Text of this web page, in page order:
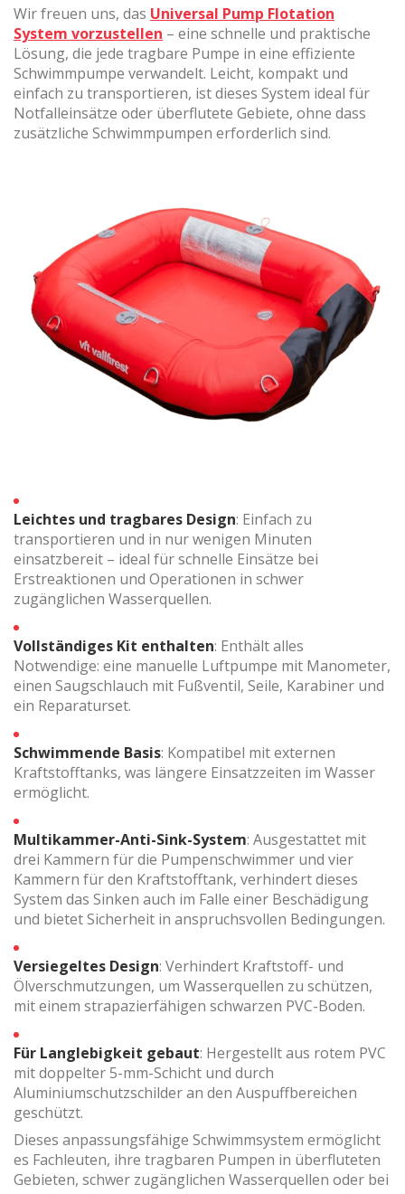
ES EN FR DE IT PT
(+34) 93 867 87 79
Kontaktiere uns
Wir freuen uns, das Universal Pump Flotation
System vorzustellen – eine schnelle und praktische
Lösung, die jede tragbare Pumpe in eine effiziente
Schwimmpumpe verwandelt. Leicht, kompakt und
einfach zu transportieren, ist dieses System ideal für
Notfalleinsätze oder überflutete Gebiete, ohne dass
zusätzliche Schwimmpumpen erforderlich sind.
Leichtes und tragbares Design: Einfach zu
transportieren und in nur wenigen Minuten
einsatzbereit – ideal für schnelle Einsätze bei
Erstreaktionen und Operationen in schwer
zugänglichen Wasserquellen.
Vollständiges Kit enthalten: Enthält alles
Notwendige: eine manuelle Luftpumpe mit Manometer,
einen Saugschlauch mit Fußventil, Seile, Karabiner und
ein Reparaturset.
Schwimmende Basis: Kompatibel mit externen
Kraftstofftanks, was längere Einsatzzeiten im Wasser
ermöglicht.
Multikammer-Anti-Sink-System: Ausgestattet mit
drei Kammern für die Pumpenschwimmer und vier
Kammern für den Kraftstofftank, verhindert dieses
System das Sinken auch im Falle einer Beschädigung
und bietet Sicherheit in anspruchsvollen Bedingungen.
Versiegeltes Design: Verhindert Kraftstoff- und
Ölverschmutzungen, um Wasserquellen zu schützen,
mit einem strapazierfähigen schwarzen PVC-Boden.
Für Langlebigkeit gebaut: Hergestellt aus rotem PVC
mit doppelter 5-mm-Schicht und durch
Aluminiumschutzschilder an den Auspuffbereichen
geschützt.
Dieses anpassungsfähige Schwimmsystem ermöglicht
es Fachleuten, ihre tragbaren Pumpen in überfluteten
Gebieten, schwer zugänglichen Wasserquellen oder bei
Technik und Funktional
Immer aktiv
Diese Website verwendet eigene Cookies, um
Informationen zu sammeln, um unsere Dienste zu
verbessern. Wenn Sie weiter surfen, akzeptieren Sie deren
Installation. Der Benutzer hat die Möglichkeit, seinen
bedenken muss, dass dies zu Schwierigkeiten beim
Navigieren auf der Website führen kann.
Analytik und Anpassung
Verhaltens der Nutzer dieser Website. Die durch diese Art
von Cookies gesammelten Informationen werden
verwendet, um die Aktivität des Webs zu messen, um
Benutzernavigationsprofile zu erstellen, um basierend auf
Präferenzinformationen des Benutzers zu speichern, um
die Qualität unserer Dienstleistungen zu verbessern und
durch empfohlene Produkte ein besseres Erlebnis zu
bieten.
Diese Cookies werden verwendet, um Informationen über
die Präferenzen und persönlichen Entscheidungen des
Benutzers durch die kontinuierliche Beobachtung seiner
Surfgewohnheiten zu speichern. Dank ihnen können wir
anzeigen.